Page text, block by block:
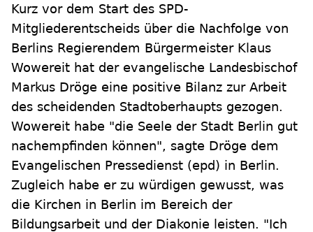
Kurz vor dem Start des SPD-
Mitgliederentscheids über die Nachfolge von
Berlins Regierendem Bürgermeister Klaus
Wowereit hat der evangelische Landesbischof
Markus Dröge eine positive Bilanz zur Arbeit
des scheidenden Stadtoberhaupts gezogen.
Wowereit habe "die Seele der Stadt Berlin gut
nachempfinden können", sagte Dröge dem
Evangelischen Pressedienst (epd) in Berlin.
Zugleich habe er zu würdigen gewusst, was
die Kirchen in Berlin im Bereich der
Bildungsarbeit und der Diakonie leisten. "Ich